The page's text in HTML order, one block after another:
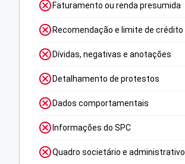
Faturamento ou renda presumida
Recomendação e limite de crédito
Dívidas, negativas e anotações
Detalhamento de protestos
Dados comportamentais
Informações do SPC
Quadro societário e administrativo